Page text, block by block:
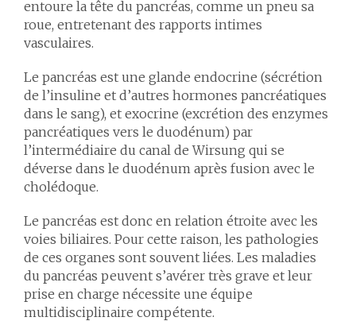
entoure la tête du pancréas, comme un pneu sa
roue, entretenant des rapports intimes
vasculaires.
Le pancréas est une glande endocrine (sécrétion
de l’insuline et d’autres hormones pancréatiques
dans le sang), et exocrine (excrétion des enzymes
pancréatiques vers le duodénum) par
l’intermédiaire du canal de Wirsung qui se
déverse dans le duodénum après fusion avec le
cholédoque.
Le pancréas est donc en relation étroite avec les
voies biliaires. Pour cette raison, les pathologies
de ces organes sont souvent liées. Les maladies
du pancréas peuvent s’avérer très grave et leur
prise en charge nécessite une équipe
multidisciplinaire compétente.